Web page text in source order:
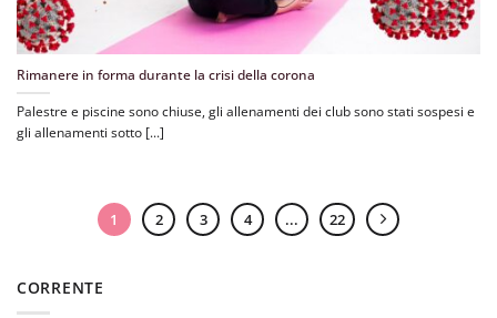
Rimanere in forma durante la crisi della corona
Palestre e piscine sono chiuse, gli allenamenti dei club sono stati sospesi e
gli allenamenti sotto [...]
1 2 3 4 ... 22
CORRENTE